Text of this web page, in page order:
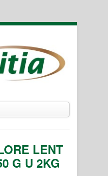
LENT
G U 2KG